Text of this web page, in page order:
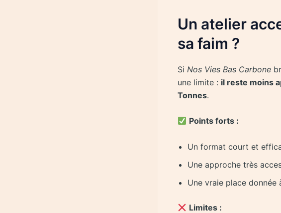
Un atelier
sa faim ?
Si Nos Vies Bas Carbone
une limite : il reste moins
Tonnes.
Points forts :
Un format court et
Une approche très
Une vraie place donnée
Limites :